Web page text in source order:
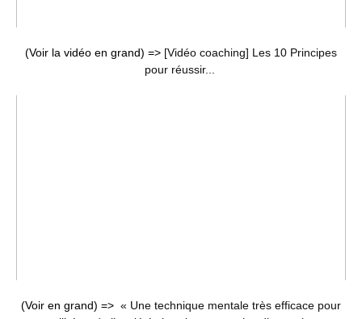
(Voir la vidéo en grand) => [Vidéo coaching] Les 10 Principes
pour réussir...
(Voir en grand) => « Une technique mentale très efficace pour